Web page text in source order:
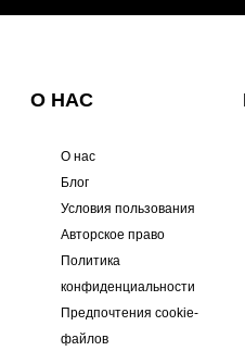
О НАС
О нас
Блог
Условия пользования
Авторское право
Политика
конфиденциальности
Предпочтения cookie-
файлов